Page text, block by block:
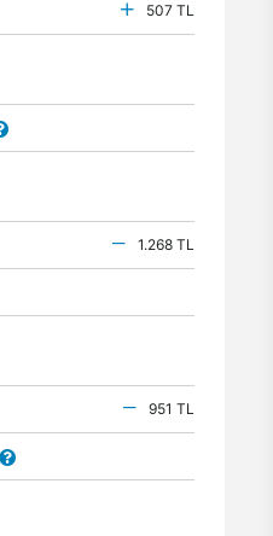
507 TL
1.268 TL
951 TL